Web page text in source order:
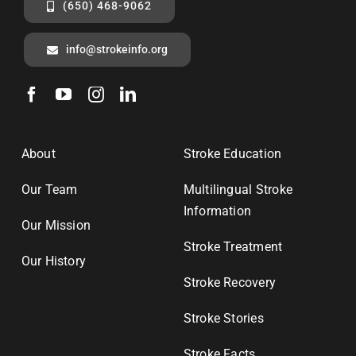
(650) 468-9062
info@strokeinfo.org
About
Our Team
Our Mission
Our History
Stroke Education
Multilingual Stroke
Information
Stroke Treatment
Stroke Recovery
Stroke Stories